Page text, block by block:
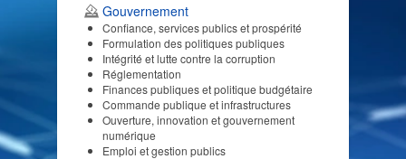
Gouvernement
Confiance, services publics et prospérité
Formulation des politiques publiques
Intégrité et lutte contre la corruption
Réglementation
Finances publiques et politique budgétaire
Commande publique et infrastructures
Ouverture, innovation et gouvernement
numérique
Emploi et gestion publics